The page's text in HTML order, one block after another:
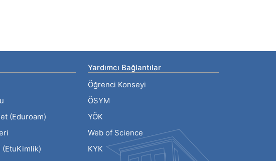
(Eduroam)
(EtuKimlik)
Yardımcı Bağlantılar
Öğrenci Konseyi
ÖSYM
YÖK
Web of Science
KYK